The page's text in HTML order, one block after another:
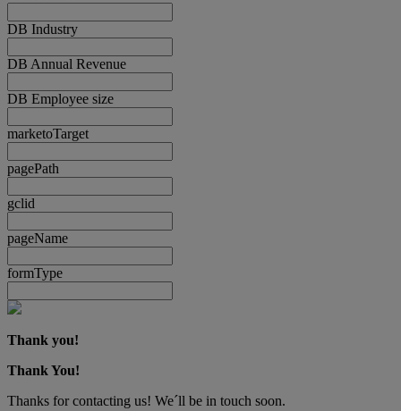
DB Industry
DB Annual Revenue
DB Employee size
marketoTarget
pagePath
gclid
pageName
formType
Thank you!
Thank You!
Thanks for contacting us! We´ll be in touch soon.